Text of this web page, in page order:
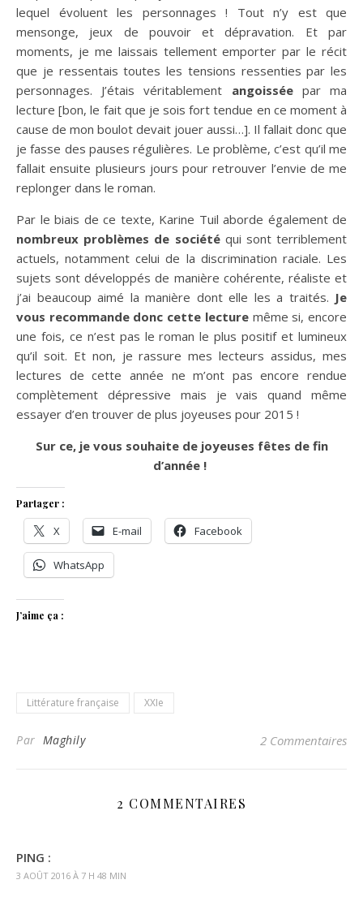
lequel évoluent les personnages ! Tout n’y est que
mensonge, jeux de pouvoir et dépravation. Et par
moments, je me laissais tellement emporter par le récit
que je ressentais toutes les tensions ressenties par les
personnages. J’étais véritablement angoisséepar ma
lecture [bon, le fait que je sois fort tendue en ce moment à
cause de mon boulot devait jouer aussi…]. Il fallait donc que
je fasse des pauses régulières. Le problème, c’est qu’il me
fallait ensuite plusieurs jours pour retrouver l’envie de me
replonger dans le roman.
Par le biais de ce texte, Karine Tuil aborde également de
nombreux problèmes de sociétéqui sont terriblement
actuels, notamment celui de la discrimination raciale. Les
sujets sont développés de manière cohérente, réaliste et
j’ai beaucoup aimé la manière dont elle les a traités. Je
vous recommande donc cette lecturemême si, encore
une fois, ce n’est pas le roman le plus positif et lumineux
qu’il soit. Et non, je rassure mes lecteurs assidus, mes
lectures de cette année ne m’ont pas encore rendue
complètement dépressive mais je vais quand même
essayer d’en trouver de plus joyeuses pour 2015 !
Sur ce, je vous souhaite de joyeuses fêtes de fin
d’année !
Partager :
X E-mail Facebook
WhatsApp
J’aime ça :
Littérature française XXIe
Par Maghily 2 Commentaires
2 COMMENTAIRES
PING :
3 AOÛT 2016 À 7 H 48 MIN